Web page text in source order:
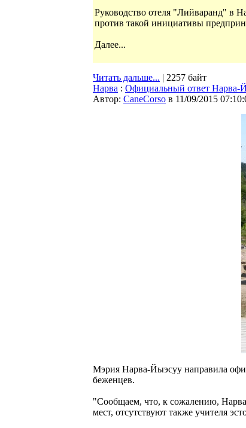
Руководство отеля "Лийваранд" в
против такой инициативы
Далее...
Читать дальше... | 2257 байт
Нарва : Официальный ответ Нарва-
Автор: CaneCorso в 11/09/2015
Мэрия Нарва-Йыэсуу направила
беженцев.
"Сообщаем, что, к сожалению,
мест, отсутствуют также учителя